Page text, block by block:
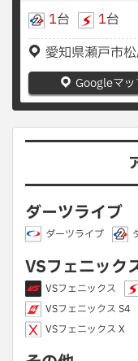
1台 1台
愛知県瀬戸市
Googleマ
ダーツライブ
ダーツライブ
VSフェニック
VSフェニックス
VSフェニックス S4
VSフェニックス X